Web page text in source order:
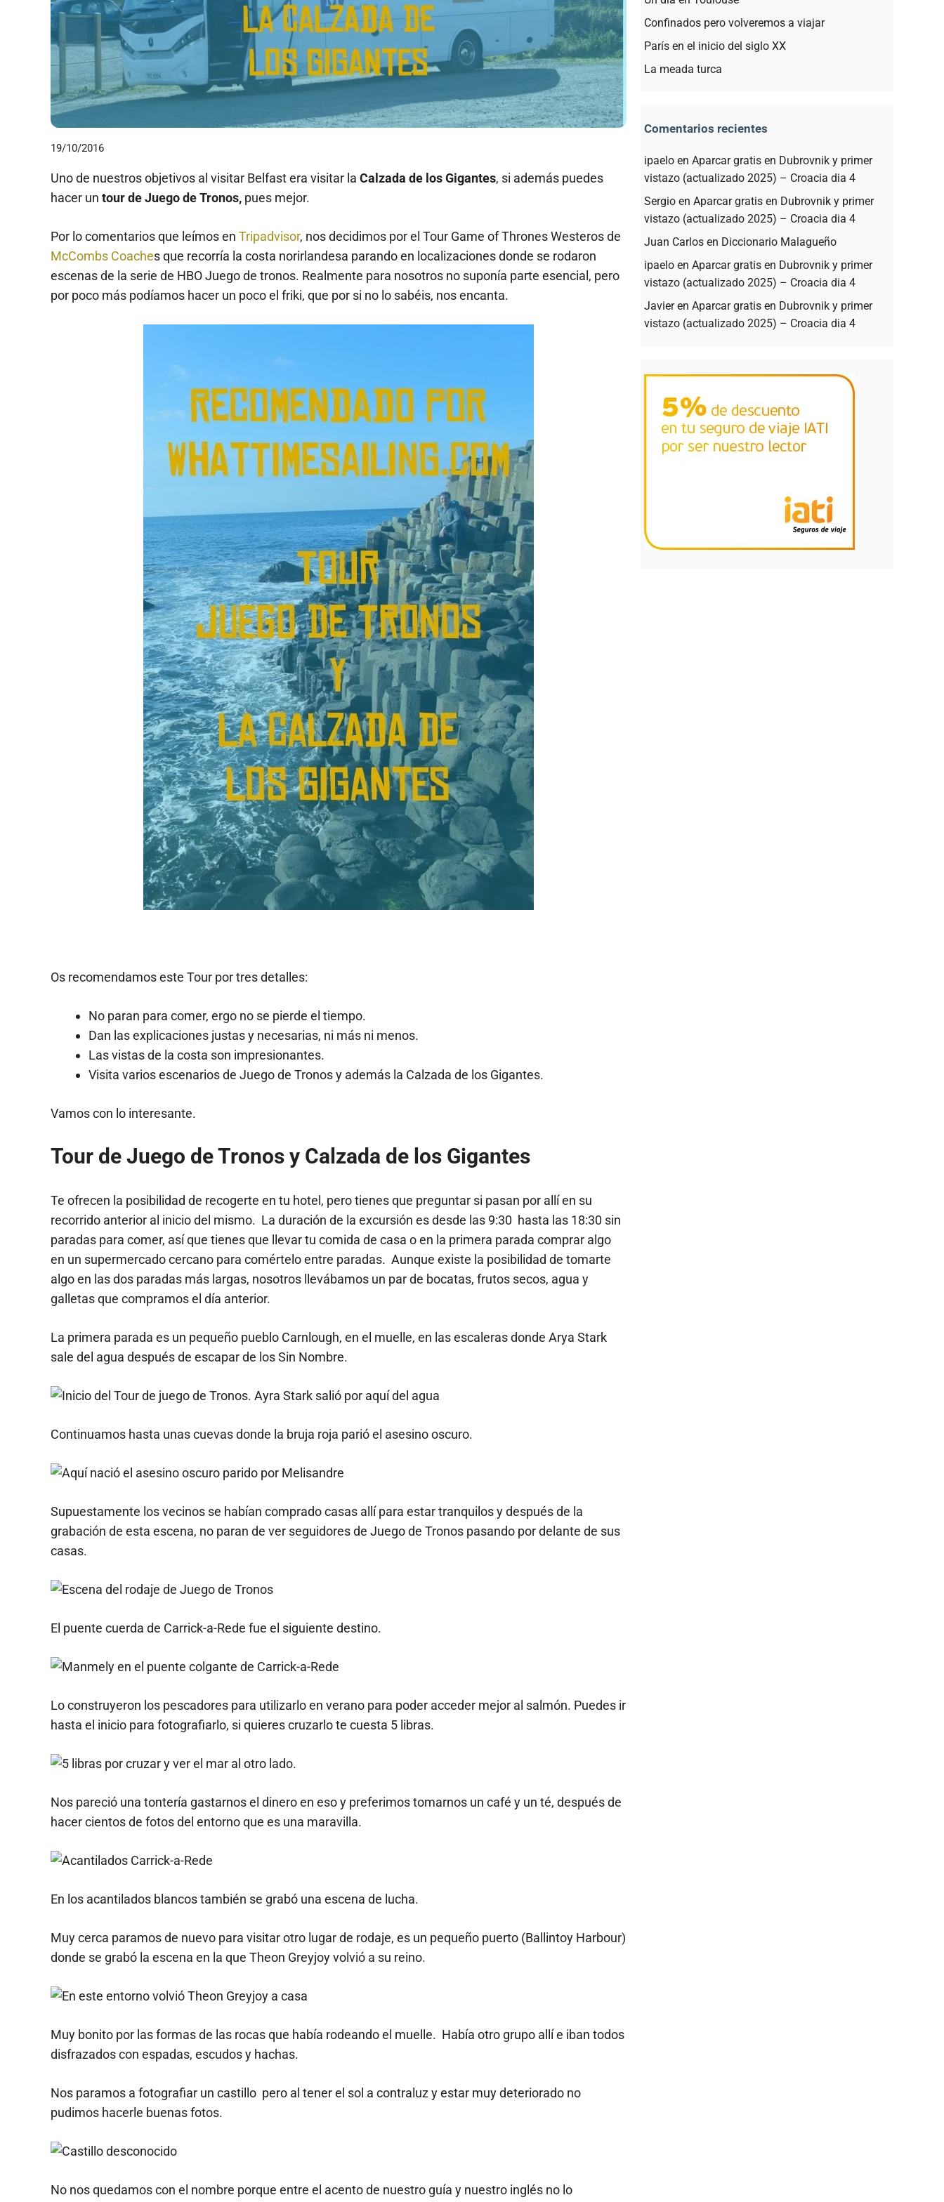
19/10/2016
Uno de nuestros objetivos al visitar Belfast era visitar la Calzada de los Gigantes, si además puedes
hacer un tour de Juego de Tronos, pues mejor.
Por lo comentarios que leímos en Tripadvisor, nos decidimos por el Tour Game of Thrones Westeros de
McCombs Coaches que recorría la costa norirlandesa parando en localizaciones donde se rodaron
escenas de la serie de HBO Juego de tronos. Realmente para nosotros no suponía parte esencial, pero
por poco más podíamos hacer un poco el friki, que por si no lo sabéis, nos encanta.
Os recomendamos este Tour por tres detalles:
No paran para comer, ergo no se pierde el tiempo.
Dan las explicaciones justas y necesarias, ni más ni menos.
Las vistas de la costa son impresionantes.
Visita varios escenarios de Juego de Tronos y además la Calzada de los Gigantes.
Vamos con lo interesante.
Tour de Juego de Tronos y Calzada de los Gigantes
Te ofrecen la posibilidad de recogerte en tu hotel, pero tienes que preguntar si pasan por allí en su
recorrido anterior al inicio del mismo. La duración de la excursión es desde las 9:30 hasta las 18:30 sin
paradas para comer, así que tienes que llevar tu comida de casa o en la primera parada comprar algo
en un supermercado cercano para comértelo entre paradas. Aunque existe la posibilidad de tomarte
algo en las dos paradas más largas, nosotros llevábamos un par de bocatas, frutos secos, agua y
galletas que compramos el día anterior.
La primera parada es un pequeño pueblo Carnlough, en el muelle, en las escaleras donde Arya Stark
sale del agua después de escapar de los Sin Nombre.
Continuamos hasta unas cuevas donde la bruja roja parió el asesino oscuro.
Supuestamente los vecinos se habían comprado casas allí para estar tranquilos y después de la
grabación de esta escena, no paran de ver seguidores de Juego de Tronos pasando por delante de sus
casas.
El puente cuerda de Carrick-a-Rede fue el siguiente destino.
Lo construyeron los pescadores para utilizarlo en verano para poder acceder mejor al salmón. Puedes ir
hasta el inicio para fotografiarlo, si quieres cruzarlo te cuesta 5 libras.
Nos pareció una tontería gastarnos el dinero en eso y preferimos tomarnos un café y un té, después de
hacer cientos de fotos del entorno que es una maravilla.
En los acantilados blancos también se grabó una escena de lucha.
Muy cerca paramos de nuevo para visitar otro lugar de rodaje, es un pequeño puerto (Ballintoy Harbour)
donde se grabó la escena en la que Theon Greyjoy volvió a su reino.
Muy bonito por las formas de las rocas que había rodeando el muelle. Había otro grupo allí e iban todos
disfrazados con espadas, escudos y hachas.
Nos paramos a fotografiar un castillo pero al tener el sol a contraluz y estar muy deteriorado no
pudimos hacerle buenas fotos.
No nos quedamos con el nombre porque entre el acento de nuestro guía y nuestro inglés no lo
Confinados pero volveremos a viajar
París en el inicio del siglo XX
La meada turca
Comentarios recientes
ipaelo en Aparcar gratis en Dubrovnik y primer
vistazo (actualizado 2025) – Croacia dia 4
Sergio en Aparcar gratis en Dubrovnik y primer
vistazo (actualizado 2025) – Croacia dia 4
Juan Carlos en Diccionario Malagueño
ipaelo en Aparcar gratis en Dubrovnik y primer
vistazo (actualizado 2025) – Croacia dia 4
Javieren Aparcar gratis en Dubrovnik y primer
vistazo (actualizado 2025) – Croacia dia 4